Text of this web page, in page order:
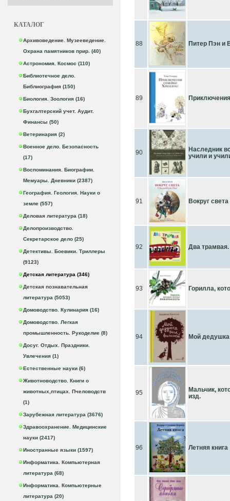
КАТАЛОГ
Архивоведение. Музееведение.
Охрана памятников прир. (40)
Астрономия. Космос (110)
Библиотечное дело.
Библиография (150)
Биология. Зоология (16)
Бухгалтерский учет. Аудит.
Финансы (50)
Ветеринария (2)
Военное дело. Безопасность
(17)
Воспоминания. Биографии.
Мемуары. Дневники (2387)
География. Геология. Науки о
земле (557)
Деловая литература (18)
Делопроизводство.
Секретарское дело (25)
Детективы. Боевики. Триллеры
(9123)
Детская литература (346)
Детская познавательная
литература (5053)
Домоводство. Кулинария (16)
Домоводство. Легкая
промышленность. Рукоделие (8)
Досуг. Отдых. Праздники.
Увлечения (1)
Естественные науки (6)
Животноводство. Книги о
животных,птицах. Пчеловодств
(1)
Зарубежная литература (3676)
Здравоохранение. Медицинские
науки (2417)
Иностранные языки (1597)
Информатика. Компьютерная
литература (68)
Информатика. Компьютерные
литература (20)
88 Питер Пэн и
89
90
Наследник
учили и
91 Вокруг
92 Два
93 Горилла,
94 Мой
95
Мальчик,
изд.
96 Летняя книга